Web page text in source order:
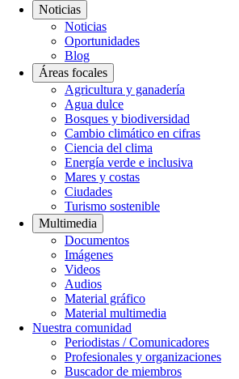
Noticias
Noticias
Oportunidades
Blog
Áreas focales
Agricultura y ganadería
Agua dulce
Bosques y biodiversidad
Cambio climático en cifras
Ciencia del clima
Energía verde e inclusiva
Mares y costas
Ciudades
Turismo sostenible
Multimedia
Documentos
Imágenes
Videos
Audios
Material gráfico
Material multimedia
Nuestra comunidad
Periodistas / Comunicadores
Profesionales y organizaciones
Buscador de miembros